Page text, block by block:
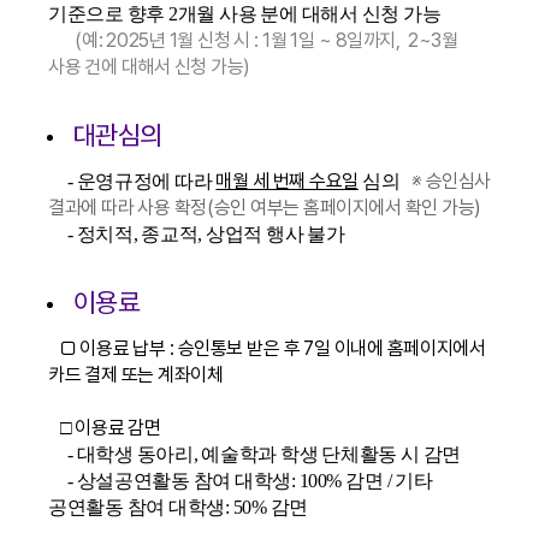
기준으로 향후 2개월 사용 분에 대해서 신청 가능
(예: 2025년 1월 신청 시 : 1월 1일 ~ 8일까지, 2~3월
사용 건에 대해서 신청 가능)
대관심의
- 운영규정에 따라매월 세 번째 수요일 심의 ※ 승인심사
결과에 따라 사용 확정(승인 여부는 홈페이지에서 확인 가능)
- 정치적, 종교적, 상업적 행사 불가
이용료
□ 이용료 납부 : 승인통보 받은 후 7일 이내에 홈페이지에서
카드 결제 또는 계좌이체
□이용료 감면
- 대학생 동아리, 예술학과 학생 단체활동 시 감면
- 상설공연활동 참여 대학생: 100% 감면 / 기타
공연활동 참여 대학생: 50% 감면